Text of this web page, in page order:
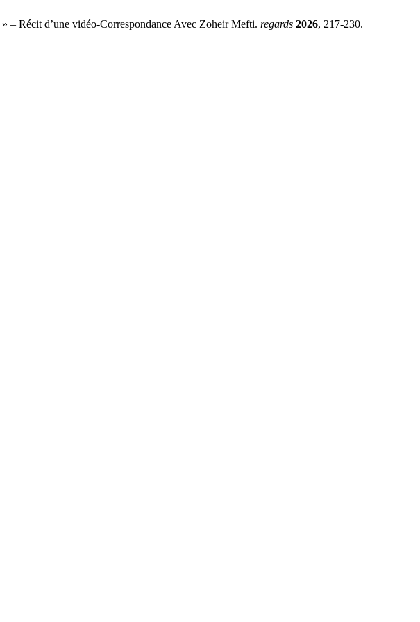
Récit d’une vidéo-Correspondance Avec Zoheir Mefti. regards 2026, 217-230.